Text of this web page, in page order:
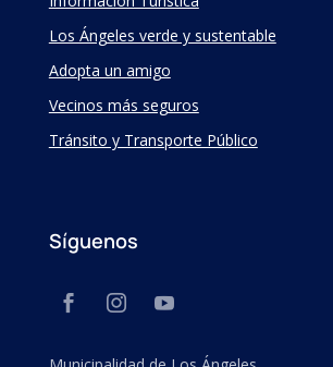
Los Ángeles verde y sustentable
Adopta un amigo
Vecinos más seguros
Tránsito y Transporte Público
Síguenos